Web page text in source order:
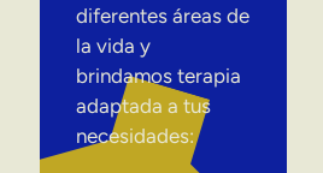
diferentes áreas de
la vida y
brindamos terapia
adaptada a tus
necesidades: